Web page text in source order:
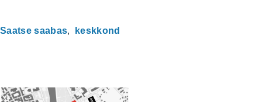
Saatse saabas keskkond